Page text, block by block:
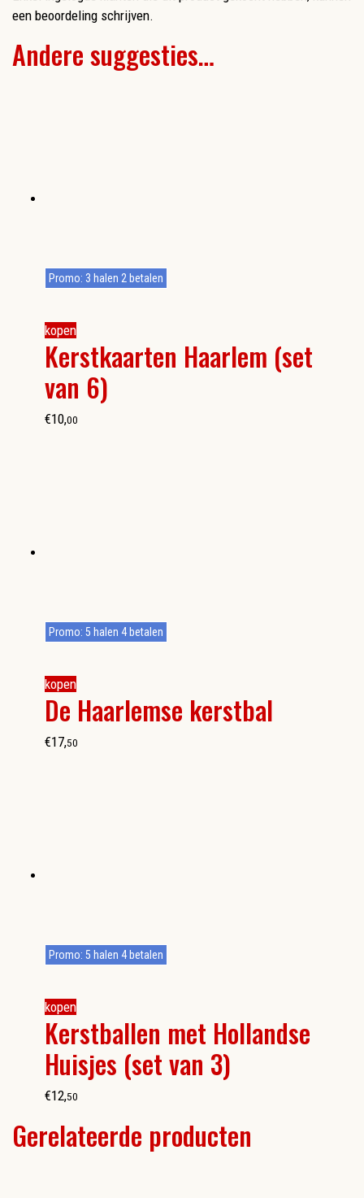
een beoordeling schrijven.
Andere suggesties…
kopen
Kerstkaarten Haarlem (set
van 6)
Promo: 3 halen 2 betalen
€10,00
kopen
De Haarlemse kerstbal
Promo: 5 halen 4 betalen
€17,50
kopen
Kerstballen met Hollandse
Huisjes (set van 3)
Promo: 5 halen 4 betalen
€12,50
Gerelateerde producten